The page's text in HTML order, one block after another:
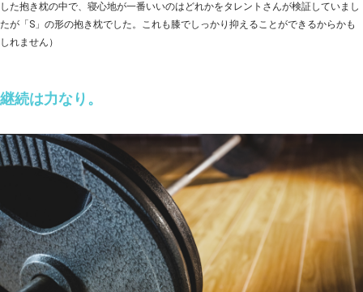
した抱き枕の中で、寝心地が一番いいのはどれかをタレントさんが検証していまし
たが「S」の形の抱き枕でした。これも膝でしっかり抑えることができるからかも
しれません）
継続は力なり。